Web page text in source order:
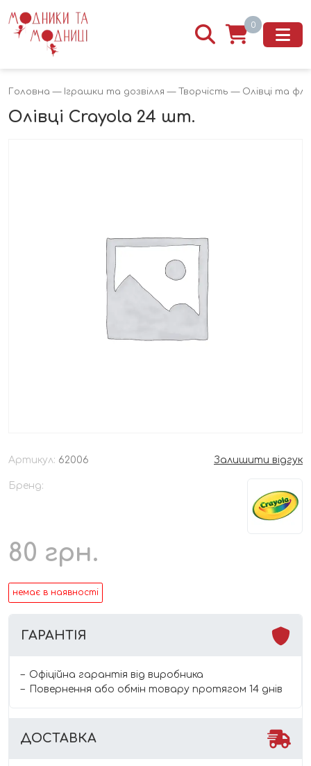
0
Головна — Іграшки та дозвілля — Творчість — Олівці та
Олівці Crayola 24 шт.
Артикул: 62006 Залишити відгук
Бренд:
80 грн.
немає в наявності
ГАРАНТІЯ
Офіційна гарантія від виробника
Повернення або обмін товару протягом 14 днів
ДОСТАВКА